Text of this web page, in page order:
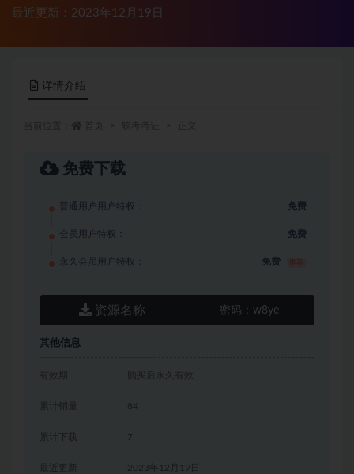
最近更新：2023年12月19日
详情介绍
免费下载
普通用户用户特权： 免费
会员用户特权： 免费
永久会员用户特权： 免费
资源名称 密码： w8ye
其他信息
有效期 购买后永久有效
累计销量 84
累计下载 7
2023年12月19日